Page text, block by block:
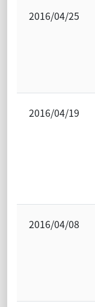
2016/04/25
2016/04/19
2016/04/08